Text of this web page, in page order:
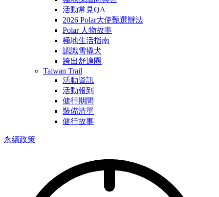
活動常見QA
2026 Polar大使甄選辦法
Polar 人物故事
極地生活指南
認識雪撬犬
跨出舒適圈
Taiwan Trail
活動資訊
活動報到
健行期間
裝備清單
健行故事
永續政策